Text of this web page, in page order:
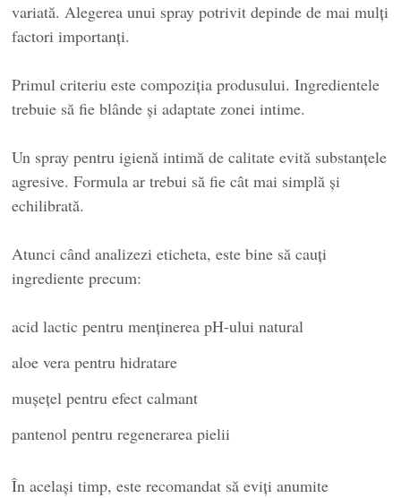
variată. Alegerea unui spray potrivit depinde de mai mulți
factori importanți.
Primul criteriu este compoziția produsului. Ingredientele
trebuie să fie blânde și adaptate zonei intime.
Un spray pentru igienă intimă de calitate evită substanțele
agresive. Formula ar trebui să fie cât mai simplă și
echilibrată.
Atunci când analizezi eticheta, este bine să cauți
ingrediente precum:
acid lactic pentru menținerea pH-ului natural
aloe vera pentru hidratare
mușețel pentru efect calmant
pantenol pentru regenerarea pielii
În același timp, este recomandat să eviți anumite